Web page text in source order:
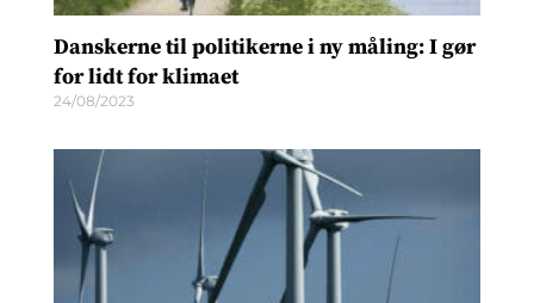
Danskerne til politikerne i ny måling: I gør
for lidt for klimaet
24/08/2023